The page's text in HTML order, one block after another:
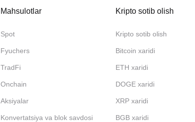
Mahsulotlar
Spot
Fyuchers
TradFi
Onchain
Aksiyalar
Konvertatsiya va blok savdosi
Kripto sotib olish
Kripto sotib olish
Bitcoin xaridi
ETH xaridi
DOGE xaridi
XRP xaridi
BGB xaridi